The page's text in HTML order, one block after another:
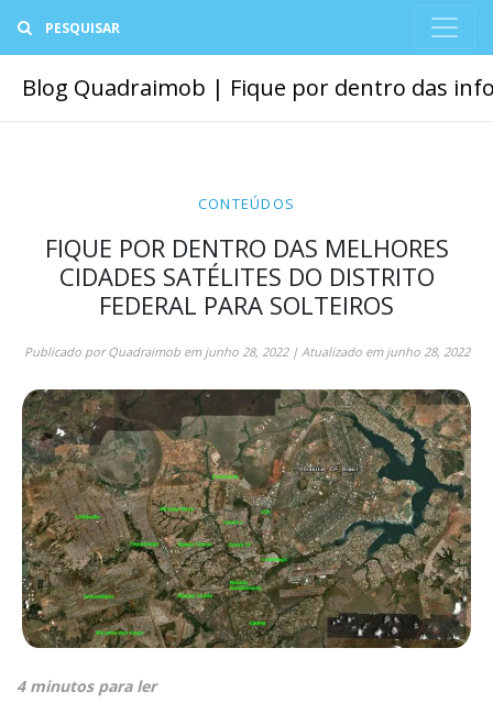
Blog Quadraimob | Fique por dentro das
CONTEÚDOS
FIQUE POR DENTRO DAS MELHORES
CIDADES SATÉLITES DO DISTRITO
FEDERAL PARA SOLTEIROS
Publicado porQuadraimobem junho 28, 2022| Atualizado em junho 28, 2022
4 minutos para ler